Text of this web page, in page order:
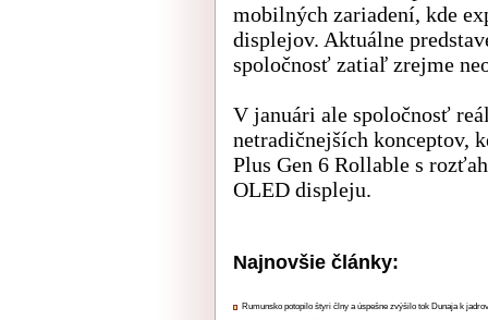
mobilných zariadení, kde
displejov. Aktuálne
spoločnosť zatiaľ zrejme
V januári ale spoločnosť
netradičnejších konceptov,
Plus Gen 6 Rollable s
OLED displeju.
Najnovšie články:
Rumunsko potopilo štyri člny a úspešne zvýšilo tok Dunaja k